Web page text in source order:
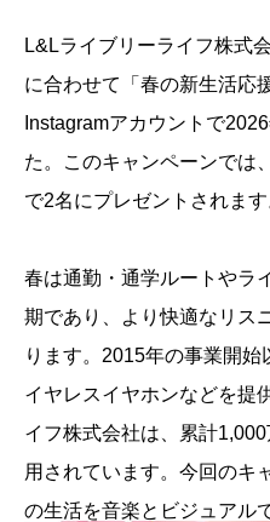
L&Lライブリーライフ株式
に合わせて「春の新生活応
Instagramアカウントで
た。このキャンペーンでは
で2名にプレゼントされます
春は通勤・通学ルートやラ
期であり、より快適なリス
ります。2015年の事業開
イヤレスイヤホンなどを提
イフ株式会社は、累計
用されています。今回のキ
の生活を音楽とビジュアル